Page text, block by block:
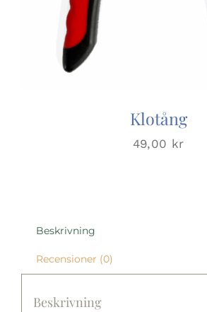
Klotång
49,00 kr
Beskrivning
Recensioner (0)
Beskrivning